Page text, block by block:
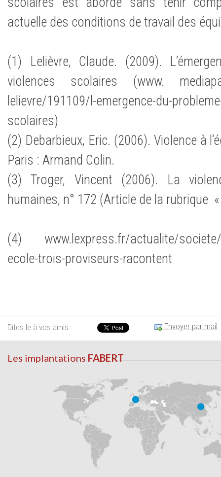
actuelle des conditions de travail des
(1) Lelièvre, Claude. (2009).
violences scolaires (www.
lelievre/191109/l-emergence-du-
scolaires)
(2) Debarbieux, Eric. (2006). Violence à
Paris : Armand Colin.
(3) Troger, Vincent (2006). La
humaines, n° 172 (Article de la rubrique
(4) www.lexpress.fr/actualite/societe/
ecole-trois-proviseurs-racontent
Dites le à vos amis : Envoyer par mail
Les implantations FABERT